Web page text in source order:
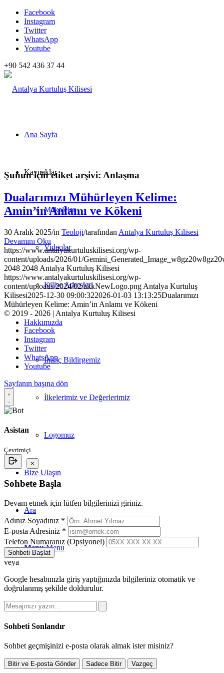
Facebook
Instagram
Twitter
WhatsApp
Youtube
+90 542 436 37 44
Ana Sayfa
Kaynaklar
Makaleler
Videolar
Kilise Adresleri
Hakkımızda
İnanç Bildirgemiz
İlkelerimiz ve Değerlerimiz
Logomuz
Bize Ulaşın
Ara
Menu Menu
Şunun için etiket arşivi: Anlaşma
Dualarımızı Mühürleyen Kelime:
Amin’in Anlamı ve Kökeni
30 Aralık 2025/in Teoloji/tarafından Antalya Kurtuluş Kilisesi
Devamını Oku
https://www.antalyakurtuluskilisesi.org/wp-
content/uploads/2026/01/
2048 2048 Antalya Kurtuluş Kilisesi
https://www.antalyakurtuluskilisesi.org/wp-
content/uploads/2024/02/akkNewLogo.png Antalya Kurtuluş
Kilisesi2025-12-30 09:00:322026-01-03 13:13:25Dualarımızı
Mühürleyen Kelime: Amin’in Anlamı ve Kökeni
© 2019 - 2026 | Antalya Kurtuluş Kilisesi
Facebook
Instagram
Twitter
WhatsApp
Youtube
Sayfanın başına dön
Asistan
Çevrimiçi
×
Sohbete Başla
Devam etmek için lütfen bilgilerinizi giriniz.
Adınız Soyadınız *
E-posta Adresiniz *
Telefon Numaranız (Opsiyonel)
Sohbeti Başlat
veya
Google hesabınızla giriş yaptığınızda bilgileriniz otomatik ve
doğrulanmış şekilde doldurulur.
Sohbeti Sonlandır
Sohbet geçmişinizi e-posta olarak almak ister misiniz?
Bitir ve E-posta Gönder Sadece Bitir Vazgeç